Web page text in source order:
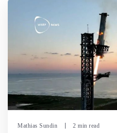
Mathias Sundin 2 min read